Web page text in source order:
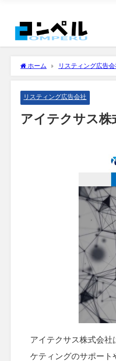
ホーム リスティング広告会
リスティング広告会社
アイテクサス株
アイテクサス株式会社
ケティングのサポート